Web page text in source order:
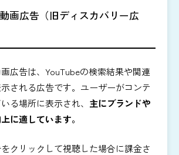
画広告（旧ディスカバリー広
広告は、YouTubeの検索結果や関連
される広告です。ユーザーがコンテ
る場所に表示され、 主にブランドや
に適しています。
クリックして視聴した場合に課金さ